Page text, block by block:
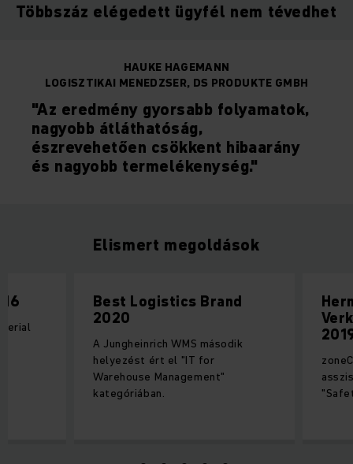
Többszáz elégedett ügyfél nem tévedhet
HAUKE HAGEMANN
LOGISZTIKAI MENEDZSER, DS PRODUKTE GMBH
"Az eredmény gyorsabb folyamatok,
nagyobb átláthatóság,
észrevehetően csökkent hibaarány
és nagyobb termelékenység."
Elismert megoldások
Best Logistics Brand
2020
A Jungheinrich WMS második
helyezést ért el "IT for
Warehouse Management"
kategóriában.